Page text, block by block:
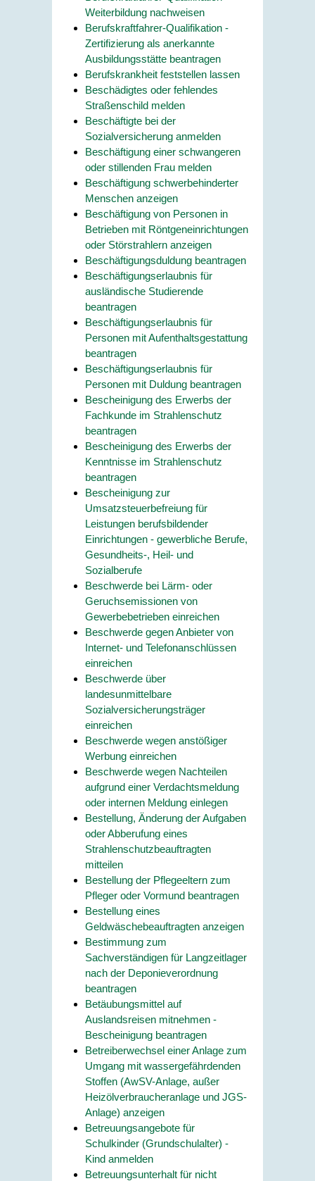
Weiterbildung nachweisen
Berufskraftfahrer-Qualifikation -
Zertifizierung als anerkannte
Ausbildungsstätte beantragen
Berufskrankheit feststellen lassen
Beschädigtes oder fehlendes
Straßenschild melden
Beschäftigte bei der
Sozialversicherung anmelden
Beschäftigung einer schwangeren
oder stillenden Frau melden
Beschäftigung schwerbehinderter
Menschen anzeigen
Beschäftigung von Personen in
Betrieben mit Röntgeneinrichtungen
oder Störstrahlern anzeigen
Beschäftigungsduldung beantragen
Beschäftigungserlaubnis für
ausländische Studierende
beantragen
Beschäftigungserlaubnis für
Personen mit Aufenthaltsgestattung
beantragen
Beschäftigungserlaubnis für
Personen mit Duldung beantragen
Bescheinigung des Erwerbs der
Fachkunde im Strahlenschutz
beantragen
Bescheinigung des Erwerbs der
Kenntnisse im Strahlenschutz
beantragen
Bescheinigung zur
Umsatzsteuerbefreiung für
Leistungen berufsbildender
Einrichtungen - gewerbliche Berufe,
Gesundheits-, Heil- und
Sozialberufe
Beschwerde bei Lärm- oder
Geruchsemissionen von
Gewerbebetrieben einreichen
Beschwerde gegen Anbieter von
Internet- und Telefonanschlüssen
einreichen
Beschwerde über
landesunmittelbare
Sozialversicherungsträger
einreichen
Beschwerde wegen anstößiger
Werbung einreichen
Beschwerde wegen Nachteilen
aufgrund einer Verdachtsmeldung
oder internen Meldung einlegen
Bestellung, Änderung der Aufgaben
oder Abberufung eines
Strahlenschutzbeauftragten
mitteilen
Bestellung der Pflegeeltern zum
Pfleger oder Vormund beantragen
Bestellung eines
Geldwäschebeauftragten anzeigen
Bestimmung zum
Sachverständigen für Langzeitlager
nach der Deponieverordnung
beantragen
Betäubungsmittel auf
Auslandsreisen mitnehmen -
Bescheinigung beantragen
Betreiberwechsel einer Anlage zum
Umgang mit wassergefährdenden
Stoffen (AwSV-Anlage, außer
Heizölverbraucheranlage und JGS-
Anlage) anzeigen
Betreuungsangebote für
Schulkinder (Grundschulalter) -
Kind anmelden
Betreuungsunterhalt für nicht